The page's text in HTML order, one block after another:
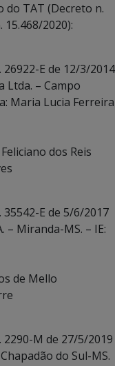
do TAT (Decreto n.
2020):
E de 12/3/2014
Ltda. – Campo
Maria Lucia Ferreira
dos Reis
E de 5/6/2017
– Miranda-MS. – IE:
de Mello
2290-M de 27/5/2019
do Sul-MS.